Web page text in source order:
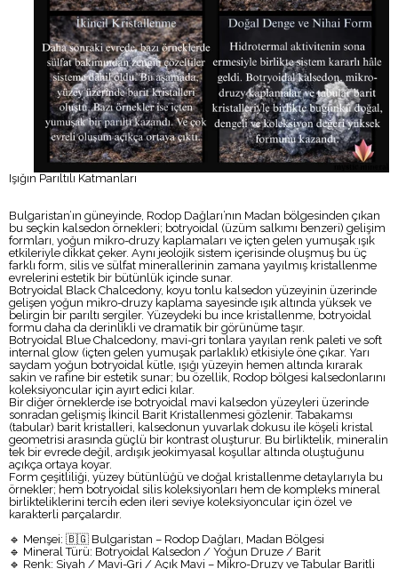
Işığın Parıltılı Katmanları
Bulgaristan’ın güneyinde, Rodop Dağları’nın Madan bölgesinden çıkan
bu seçkin kalsedon örnekleri; botryoidal (üzüm salkımı benzeri) gelişim
formları, yoğun mikro-druzy kaplamaları ve içten gelen yumuşak ışık
etkileriyle dikkat çeker. Aynı jeolojik sistem içerisinde oluşmuş bu üç
farklı form, silis ve sülfat minerallerinin zamana yayılmış kristallenme
evrelerini estetik bir bütünlük içinde sunar.
Botryoidal Black Chalcedony, koyu tonlu kalsedon yüzeyinin üzerinde
gelişen yoğun mikro-druzy kaplama sayesinde ışık altında yüksek ve
belirgin bir parıltı sergiler. Yüzeydeki bu ince kristallenme, botryoidal
formu daha da derinlikli ve dramatik bir görünüme taşır.
Botryoidal Blue Chalcedony, mavi-gri tonlara yayılan renk paleti ve soft
internal glow (içten gelen yumuşak parlaklık) etkisiyle öne çıkar. Yarı
saydam yoğun botryoidal kütle, ışığı yüzeyin hemen altında kırarak
sakin ve rafine bir estetik sunar; bu özellik, Rodop bölgesi kalsedonlarını
koleksiyoncular için ayırt edici kılar.
Bir diğer örneklerde ise botryoidal mavi kalsedon yüzeyleri üzerinde
sonradan gelişmiş İkincil Barit Kristallenmesi gözlenir. Tabakamsı
(tabular) barit kristalleri, kalsedonun yuvarlak dokusu ile köşeli kristal
geometrisi arasında güçlü bir kontrast oluşturur. Bu birliktelik, mineralin
tek bir evrede değil, ardışık jeokimyasal koşullar altında oluştuğunu
açıkça ortaya koyar.
Form çeşitliliği, yüzey bütünlüğü ve doğal kristallenme detaylarıyla bu
örnekler; hem botryoidal silis koleksiyonları hem de kompleks mineral
birlikteliklerini tercih eden ileri seviye koleksiyoncular için özel ve
karakterli parçalardır.
🔹 Menşei: 🇧🇬 Bulgaristan – Rodop Dağları, Madan Bölgesi
🔹 Mineral Türü: Botryoidal Kalsedon / Yoğun Druze / Barit
🔹 Renk: Siyah / Mavi-Gri / Açık Mavi – Mikro-Druzy ve Tabular Baritli